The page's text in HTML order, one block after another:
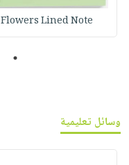
Flowers Lined Note
1
وسائل تعليمية